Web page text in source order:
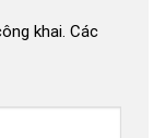
khai. Các